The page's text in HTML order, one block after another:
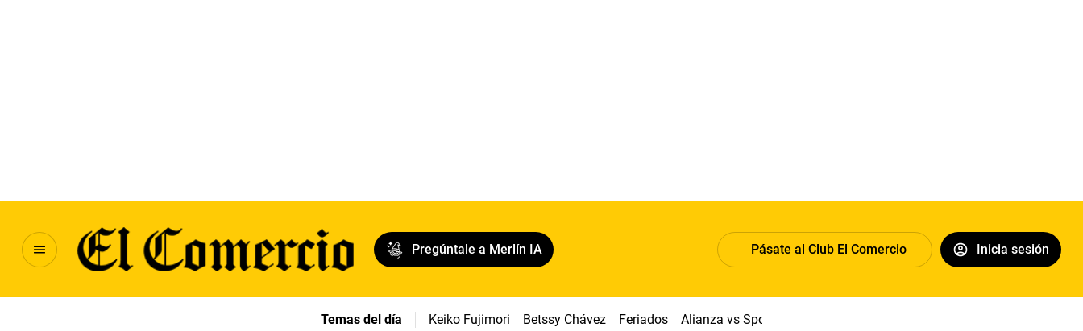
Pregúntale a Merlín IA Pásate al Club El Comercio Inicia sesión
Temas del día Keiko Fujimori Betssy Chávez Feriados Alianza vs Sport Boys